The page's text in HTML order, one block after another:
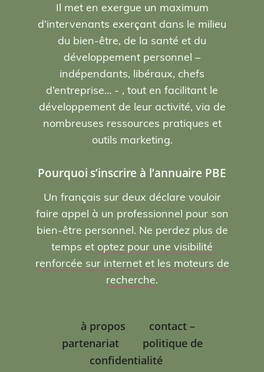
Il met en exergue un maximum
d’intervenants exerçant dans le milieu
du bien-être, de la santé et du
développement personnel –
indépendants, libéraux, chefs
d’entreprise… - , tout en facilitant le
développement de leur activité, via de
nombreuses ressources pratiques et
outils marketing.
Pourquoi s’inscrire à l’annuaire PBE
Un français sur deux déclare vouloir
faire appel à un professionnel pour son
bien-être personnel. Ne perdez plus de
temps et optez pour une visibilité
renforcée sur internet et les moteurs de
recherche.
à propos
contact –
partenariat
politique de
confidentialité